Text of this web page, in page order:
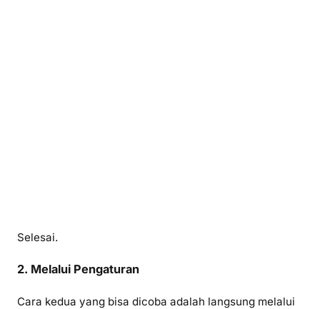
Selesai.
2. Melalui Pengaturan
Cara kedua yang bisa dicoba adalah langsung melalui